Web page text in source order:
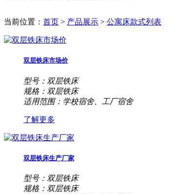
当前位置： 首页 > 产品展示 > 公寓床款式列表
双层铁床市场价
型号：双层铁床
规格：双层铁床
适用范围：学校宿舍、工厂宿舍
了解更多
双层铁床生产厂家
型号：双层铁床
规格：双层铁床